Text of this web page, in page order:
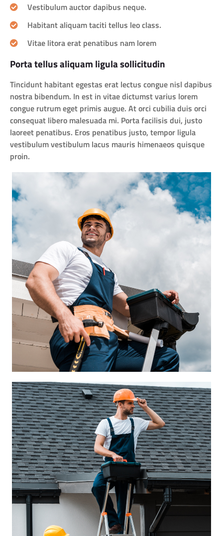
Vestibulum auctor dapibus neque.
Habitant aliquam taciti tellus leo class.
Vitae litora erat penatibus nam lorem
Porta tellus aliquam ligula sollicitudin
Tincidunt habitant egestas erat lectus congue nisl dapibus
nostra bibendum. In est in vitae dictumst varius lorem
congue rutrum eget primis augue. At orci cubilia duis orci
consequat libero malesuada mi. Porta facilisis dui, justo
laoreet penatibus. Eros penatibus justo, tempor ligula
vestibulum vestibulum lacus mauris himenaeos quisque
proin.